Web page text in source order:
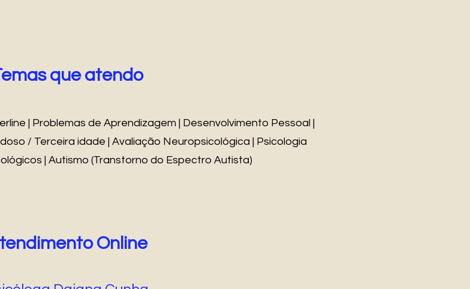
que atendo
| Problemas de Aprendizagem | Desenvolvimento Pessoal |
/ Terceira idade | Avaliação Neuropsicológica | Psicologia
| Autismo (Transtorno do Espectro Autista)
Online